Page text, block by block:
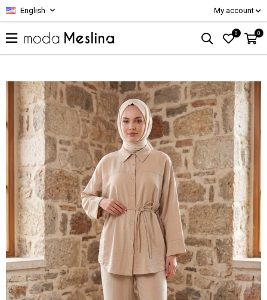
English My account
0 0